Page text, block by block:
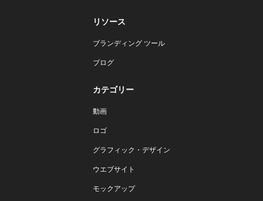
リソース
ブランディング ツール
ブログ
カテゴリー
動画
ロゴ
グラフィック・デザイン
ウエブサイト
モックアップ